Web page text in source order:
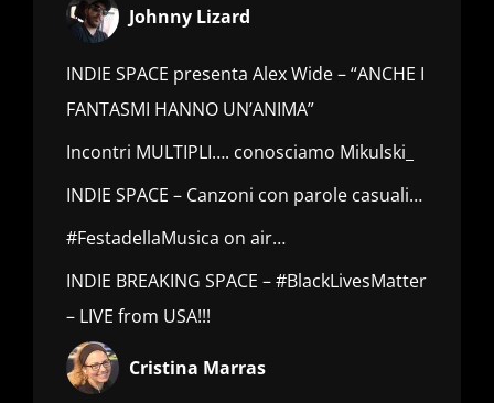
Johnny Lizard
INDIE SPACE presenta Alex Wide – “ANCHE I
FANTASMI HANNO UN’ANIMA”
Incontri MULTIPLI…. conosciamo Mikulski_
INDIE SPACE – Canzoni con parole casuali…
#FestadellaMusica on air…
INDIE BREAKING SPACE – #BlackLivesMatter
– LIVE from USA!!!
Cristina Marras